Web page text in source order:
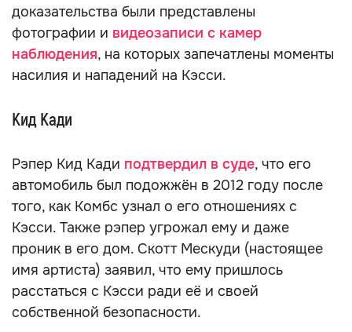
доказательства были представлены
фотографии и видеозаписи с камер
наблюдения, на которых запечатлены моменты
насилия и нападений на Кэсси.
Кид Кади
Рэпер Кид Кади подтвердил в суде, что его
автомобиль был подожжён в 2012 году после
того, как Комбс узнал о его отношениях с
Кэсси. Также рэпер угрожал ему и даже
проник в его дом. Скотт Мескуди (настоящее
имя артиста) заявил, что ему пришлось
расстаться с Кэсси ради её и своей
собственной безопасности.